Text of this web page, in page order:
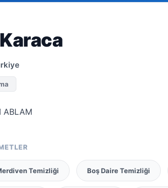
ABLAM
Temizliği Boş Daire Temizliği